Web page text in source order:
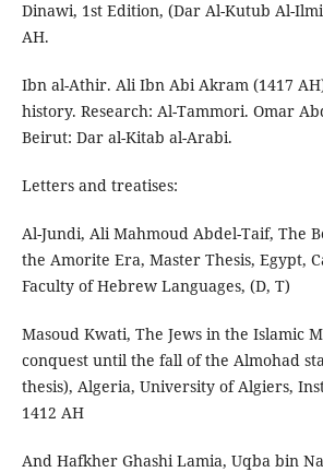
Dinawi, 1st Edition, (Dar Al-Kutub Al-
AH.
Ibn al-Athir. Ali Ibn Abi Akram (1417
history. Research: Al-Tammori. Omar
Beirut: Dar al-Kitab al-Arabi.
Letters and treatises:
Al-Jundi, Ali Mahmoud Abdel-Taif, The
the Amorite Era, Master Thesis, Egypt,
Faculty of Hebrew Languages, (D, T)
Masoud Kwati, The Jews in the Islamic
conquest until the fall of the Almohad
thesis), Algeria, University of Algiers,
1412 AH
And Hafkher Ghashi Lamia, Uqba bin